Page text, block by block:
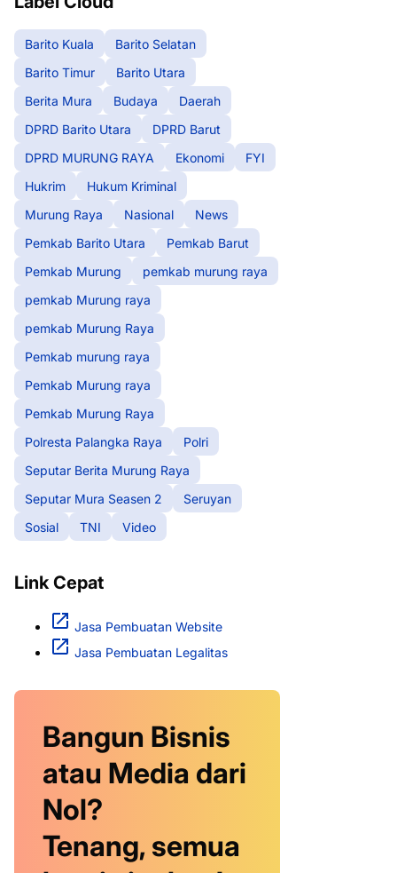
Barito Kuala
Barito Selatan
Barito Timur
Barito Utara
Berita Mura
Budaya
Daerah
DPRD Barito Utara
DPRD Barut
DPRD MURUNG RAYA
Ekonomi
FYI
Hukrim
Hukum Kriminal
Murung Raya
Nasional
News
Pemkab Barito Utara
Pemkab Barut
Pemkab Murung
pemkab murung raya
pemkab Murung raya
pemkab Murung Raya
Pemkab murung raya
Pemkab Murung raya
Pemkab Murung Raya
Polresta Palangka Raya
Polri
Seputar Berita Murung Raya
Seputar Mura Seasen 2
Seruyan
Sosial
TNI Video
Link Cepat
Jasa Pembuatan Website
Jasa Pembuatan Legalitas
Bangun Bisnis
atau Media dari
Nol?
Tenang, semua